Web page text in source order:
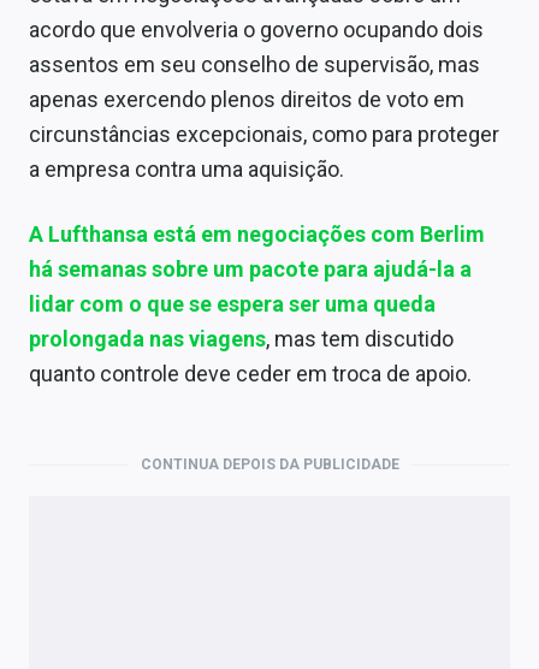
acordo que envolveria o governo ocupando dois
assentos em seu conselho de supervisão, mas
apenas exercendo plenos direitos de voto em
circunstâncias excepcionais, como para proteger
a empresa contra uma aquisição.
A Lufthansa está em negociações com Berlim
há semanas sobre um pacote para ajudá-la a
lidar com o que se espera ser uma queda
prolongada nas viagens, mas tem discutido
quanto controle deve ceder em troca de apoio.
CONTINUA DEPOIS DA PUBLICIDADE